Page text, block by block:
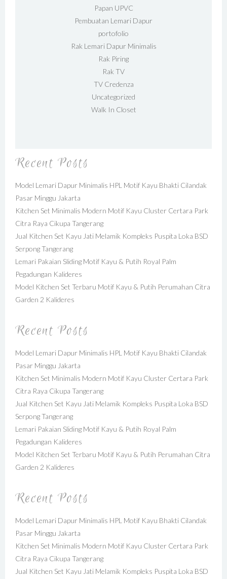
Papan UPVC
Pembuatan Lemari Dapur
portofolio
Rak Lemari Dapur Minimalis
Rak Piring
Rak TV
TV Credenza
Uncategorized
Walk In Closet
Recent Posts
Model Lemari Dapur Minimalis HPL Motif Kayu Bhakti Cilandak
Pasar Minggu Jakarta
Kitchen Set Minimalis Modern Motif Kayu Cluster Certara Park
Citra Raya Cikupa Tangerang
Jual Kitchen Set Kayu Jati Melamik Kompleks Puspita Loka BSD
Serpong Tangerang
Lemari Pakaian Sliding Motif Kayu & Putih Royal Palm
Pegadungan Kalideres
Model Kitchen Set Terbaru Motif Kayu & Putih Perumahan Citra
Garden 2 Kalideres
Recent Posts
Model Lemari Dapur Minimalis HPL Motif Kayu Bhakti Cilandak
Pasar Minggu Jakarta
Kitchen Set Minimalis Modern Motif Kayu Cluster Certara Park
Citra Raya Cikupa Tangerang
Jual Kitchen Set Kayu Jati Melamik Kompleks Puspita Loka BSD
Serpong Tangerang
Lemari Pakaian Sliding Motif Kayu & Putih Royal Palm
Pegadungan Kalideres
Model Kitchen Set Terbaru Motif Kayu & Putih Perumahan Citra
Garden 2 Kalideres
Recent Posts
Model Lemari Dapur Minimalis HPL Motif Kayu Bhakti Cilandak
Pasar Minggu Jakarta
Kitchen Set Minimalis Modern Motif Kayu Cluster Certara Park
Citra Raya Cikupa Tangerang
Jual Kitchen Set Kayu Jati Melamik Kompleks Puspita Loka BSD